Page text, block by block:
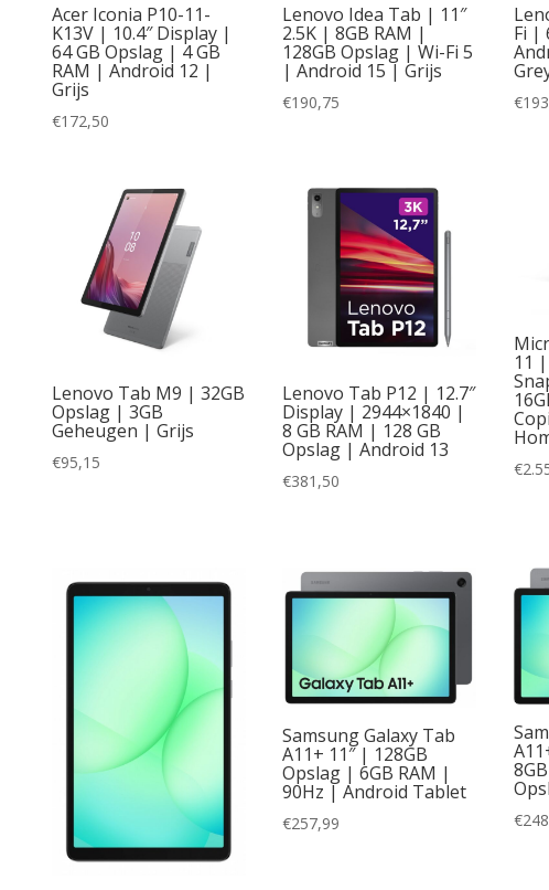
Acer Iconia P10-11-
K13V | 10.4″ Display |
64 GB Opslag | 4 GB
RAM | Android 12 |
Grijs
€172,50
Lenovo Idea Tab | 11″
2.5K | 8GB RAM |
128GB Opslag | Wi-Fi 5
| Android 15 | Grijs
€190,75
Fi |
€
Lenovo Tab M9 | 32GB
Opslag | 3GB
Geheugen | Grijs
€95,15
Lenovo Tab P12 | 12.7″
Display | 2944×1840 |
8 GB RAM | 128 GB
Opslag | Android 13
€381,50
11
€
Samsung Galaxy Tab
A11+ 11″ | 128GB
Opslag | 6GB RAM |
90Hz | Android Tablet
€257,99 €